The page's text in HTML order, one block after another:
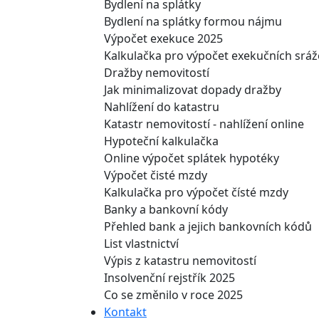
Bydlení na splátky
Bydlení na splátky formou nájmu
Výpočet exekuce 2025
Kalkulačka pro výpočet exekučních
Dražby nemovitostí
Jak minimalizovat dopady dražby
Nahlížení do katastru
Katastr nemovitostí - nahlížení online
Hypoteční kalkulačka
Online výpočet splátek hypotéky
Výpočet čisté mzdy
Kalkulačka pro výpočet čísté mzdy
Banky a bankovní kódy
Přehled bank a jejich bankovních kódů
List vlastnictví
Výpis z katastru nemovitostí
Insolvenční rejstřík 2025
Co se změnilo v roce 2025
Kontakt